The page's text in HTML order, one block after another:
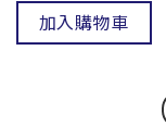
加入購物車